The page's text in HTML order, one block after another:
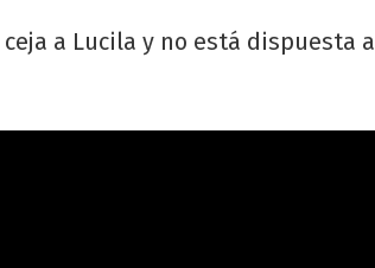
a Lucila y no está dispuesta a